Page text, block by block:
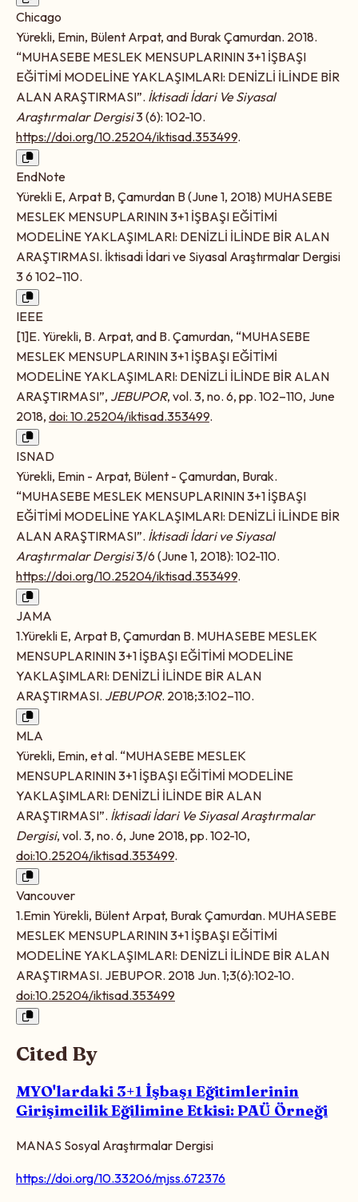
Chicago
Yürekli, Emin, Bülent Arpat, and Burak Çamurdan. 2018.
“MUHASEBE MESLEK MENSUPLARININ 3+1 İŞBAŞI
EĞİTİMİ MODELİNE YAKLAŞIMLARI: DENİZLİ İLİNDE BİR
ALAN ARAŞTIRMASI”. İktisadi İdari Ve Siyasal
Araştırmalar Dergisi3 (6): 102-10.
https://doi.org/10.25204/iktisad.353499.
EndNote
Yürekli E, Arpat B, Çamurdan B (June 1, 2018) MUHASEBE
MESLEK MENSUPLARININ 3+1 İŞBAŞI EĞİTİMİ
MODELİNE YAKLAŞIMLARI: DENİZLİ İLİNDE BİR ALAN
ARAŞTIRMASI. İktisadi İdari ve Siyasal Araştırmalar Dergisi
3 6 102–110.
IEEE
[1]E. Yürekli, B. Arpat, and B. Çamurdan, “MUHASEBE
MESLEK MENSUPLARININ 3+1 İŞBAŞI EĞİTİMİ
MODELİNE YAKLAŞIMLARI: DENİZLİ İLİNDE BİR ALAN
ARAŞTIRMASI”, JEBUPOR, vol. 3, no. 6, pp. 102–110, June
2018, doi: 10.25204/iktisad.353499.
ISNAD
Yürekli, Emin - Arpat, Bülent - Çamurdan, Burak.
“MUHASEBE MESLEK MENSUPLARININ 3+1 İŞBAŞI
EĞİTİMİ MODELİNE YAKLAŞIMLARI: DENİZLİ İLİNDE BİR
ALAN ARAŞTIRMASI”. İktisadi İdari ve Siyasal
Araştırmalar Dergisi3/6 (June 1, 2018): 102-110.
https://doi.org/10.25204/iktisad.353499.
JAMA
1.Yürekli E, Arpat B, Çamurdan B. MUHASEBE MESLEK
MENSUPLARININ 3+1 İŞBAŞI EĞİTİMİ MODELİNE
YAKLAŞIMLARI: DENİZLİ İLİNDE BİR ALAN
ARAŞTIRMASI. JEBUPOR. 2018;3:102–110.
MLA
Yürekli, Emin, et al. “MUHASEBE MESLEK
MENSUPLARININ 3+1 İŞBAŞI EĞİTİMİ MODELİNE
YAKLAŞIMLARI: DENİZLİ İLİNDE BİR ALAN
ARAŞTIRMASI”. İktisadi İdari Ve Siyasal Araştırmalar
Dergisi, vol. 3, no. 6, June 2018, pp. 102-10,
doi:10.25204/iktisad.353499.
Vancouver
1.Emin Yürekli, Bülent Arpat, Burak Çamurdan. MUHASEBE
MESLEK MENSUPLARININ 3+1 İŞBAŞI EĞİTİMİ
MODELİNE YAKLAŞIMLARI: DENİZLİ İLİNDE BİR ALAN
ARAŞTIRMASI. JEBUPOR. 2018 Jun. 1;3(6):102-10.
doi:10.25204/iktisad.353499
Cited By
MYO'lardaki 3+1 İşbaşı Eğitimlerinin
Girişimcilik Eğilimine Etkisi: PAÜ Örneği
MANAS Sosyal Araştırmalar Dergisi
https://doi.org/10.33206/mjss.672376